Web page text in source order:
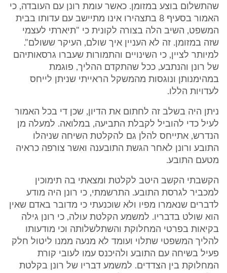
שהתשלום בוצע במזומן. כאשר עומת רונן עם העובדה, כי
האמור בסעיף 8 בתצהירו אינו מתיישב עם עדותו בבית
המשפט, השיב הלה בצורה לקונית כי "תיארתי לעצמי
שזה במזומן. זה לא העניין איך שולם, העיקר ששולם".
למיותר לציין, כי השינויים והתמורות שעברו גרסאותיהם
של רונן והנתבע, ככל שהתקדם ההליך, פוגמת
במהימנותן ונוגסות מהמשקל הראייתי שניתן לייחס
לעדויות הללו.
ניתן היה בשלב זה לחתום את הדיון, שכן די בכל האמור
לעיל כדי להוביל לקבלת התביעה, במלואה. למעלה מן
הנדרש, אתייחס להלן גם להקלטת השיחה שניהלו
התובע ורונן לאחר הגשת התובענה ואשר צורפה כראיה
מטעם התובע.
הקשבתי הקשב היטב לקלטת ומצאתי בה תימוכין
למכביר לגרסת התובע. התרשמתי, כי רונן היה מודע
לדברים שנאמרו מפיו ולא שוכנעתי כי מדובר באדם שאין
הוא שולט בדבריו. למשמע הקלטת עולה, כי רונן גילה
בקיאות בפרטי המחלוקת והשתלשלותה וכי מודעותו
להליך המשפטי שתלוי ועומד לא מנעה ממנו ליטול חלק
פעיל בשיחה עם התובע ולהיכנס עמו לעובי קורת
המחלוקת בין הצדדים. למשמע דבריו של רונן בקלטת